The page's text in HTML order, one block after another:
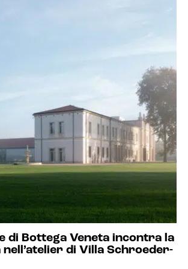
di Bottega Veneta incontra la
di Villa Schroeder-